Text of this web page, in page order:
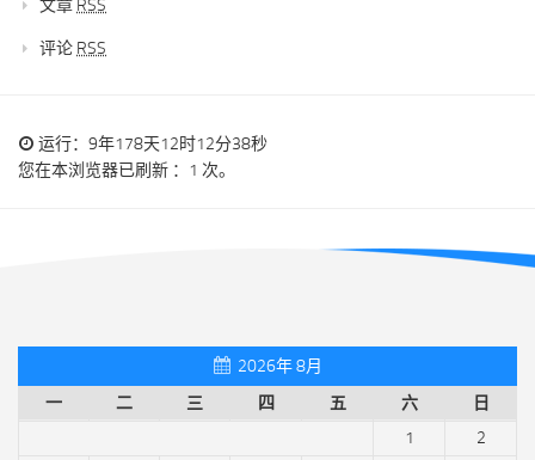
文章 RSS
评论 RSS
运行：9年178天12时12分38秒
您在本浏览器已刷新 ：1 次。
2026年 8月
一
二 三 四 五 六 日
1
2